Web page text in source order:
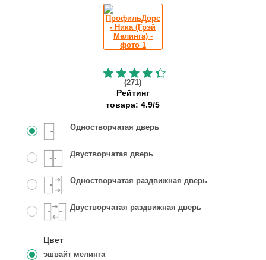
(271)
Рейтинг
товара:4.9/5
Одностворчатая дверь
Двустворчатая дверь
Одностворчатая раздвижная дверь
Двустворчатая раздвижная дверь
Цвет
эшвайт мелинга